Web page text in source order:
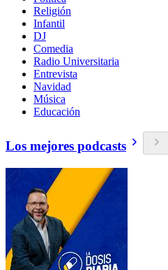
Religión
Infantil
DJ
Comedia
Radio Universitaria
Entrevista
Navidad
Música
Educación
Los mejores podcasts